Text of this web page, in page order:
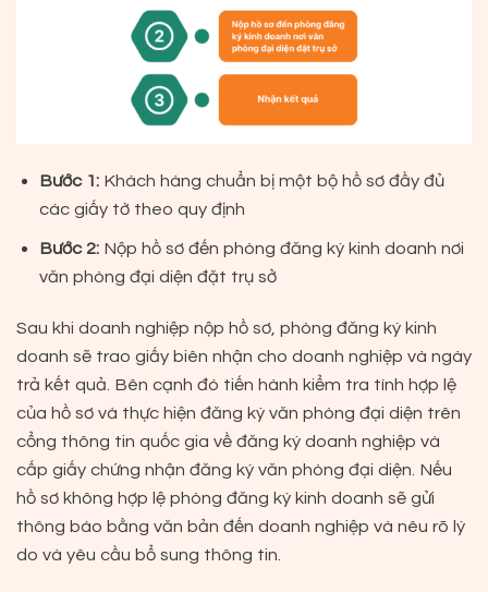
Bước 1: Khách hàng chuẩn bị một bộ hồ sơ đầy đủ
các giấy tờ theo quy định
Bước 2: Nộp hồ sơ đến phòng đăng ký kinh doanh nơi
văn phòng đại diện đặt trụ sở
Sau khi doanh nghiệp nộp hồ sơ, phòng đăng ký kinh
doanh sẽ trao giấy biên nhận cho doanh nghiệp và ngày
trả kết quả. Bên cạnh đó tiến hành kiểm tra tính hợp lệ
của hồ sơ và thực hiện đăng ký văn phòng đại diện trên
cổng thông tin quốc gia về đăng ký doanh nghiệp và
cấp giấy chứng nhận đăng ký văn phòng đại diện. Nếu
hồ sơ không hợp lệ phòng đăng ký kinh doanh sẽ gửi
thông báo bằng văn bản đến doanh nghiệp và nêu rõ lý
do và yêu cầu bổ sung thông tin.